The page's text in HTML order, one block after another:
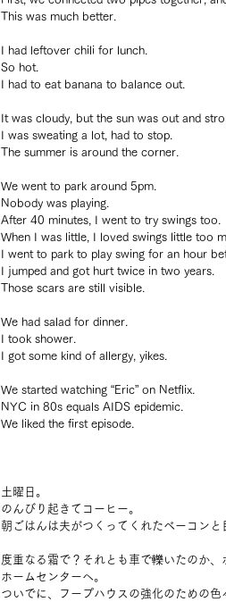
This was much better.
I had leftover chili for lunch.
So hot.
I had to eat banana to balance out.
It was cloudy, but the sun was out and
I was sweating a lot, had to stop.
The summer is around the corner.
We went to park around 5pm.
Nobody was playing.
After 40 minutes, I went to try swings too.
When I was little, I loved swings little too
I went to park to play swing for an hour
I jumped and got hurt twice in two years.
Those scars are still visible.
We had salad for dinner.
I took shower.
I got some kind of allergy, yikes.
We started watching “Eric” on Netflix.
NYC in 80s equals AIDS epidemic.
We liked the first episode.
土曜日。
のんびり起きてコーヒー。
朝ごはんは夫がつくってくれたベーコンと
度重なる霜で？それとも車で轢いたのか
ホームセンターへ。
ついでに、フープハウスの強化のための色